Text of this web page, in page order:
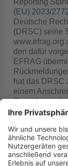
Reporting
(EU) 2023/
Deutsche
(DRSC) seine
www.efrag.org
den dafür
EFRAG
hat das DRSC
einem
Gemäß der
30.9.2025
aus, um die
befürworte die